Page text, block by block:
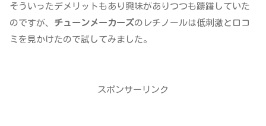
そういったデメリットもあり興味がありつつも躊躇していた
のですが、 チューンメーカーズのレチノールは低刺激と口コ
ミを見かけたので試してみました。
スポンサーリンク